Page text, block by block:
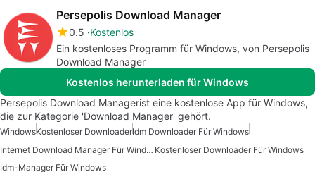
Persepolis Download Manager
0.5 Kostenlos
Ein kostenloses Programm für Windows, von Persepolis
Download Manager
Kostenlos herunterladen für Windows
Persepolis Download Managerist eine kostenlose App für Windows,
die zur Kategorie 'Download Manager' gehört.
WindowsKostenloser DownloaderIdm Downloader Für Windows
Internet Download Manager Für Windows 7 Kostenloser Downloader Für Windows
Idm-Manager Für Windows